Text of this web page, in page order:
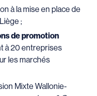
à la mise en place de
;
de promotion
à 20 entreprises
les marchés
Mixte Wallonie-